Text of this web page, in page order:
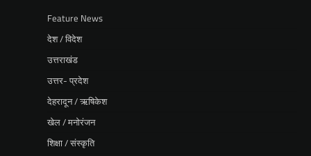
Feature News
देश / विदेश
उत्तराखंड
उत्तर- प्रदेश
देहरादून / ऋषिकेश
खेल / मनोरंजन
शिक्षा / संस्कृति